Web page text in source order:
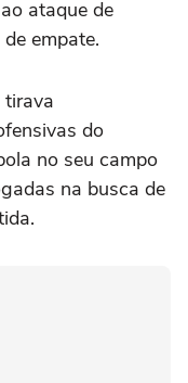
ataque de
empate.
do
no seu campo
na busca de